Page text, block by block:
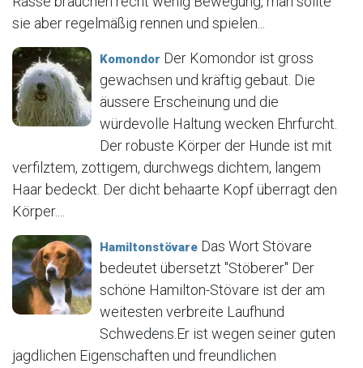
sie aber regelmäßig rennen und spielen...
Komondor Der Komondor ist gross
gewachsen und kräftig gebaut. Die
äussere Erscheinung und die
würdevolle Haltung wecken Ehrfurcht.
Der robuste Körper der Hunde ist mit
verfilztem, zottigem, durchwegs dichtem, langem
Haar bedeckt. Der dicht behaarte Kopf überragt den
Körper....
Hamiltonstövare Das Wort Stövare
bedeutet übersetzt "Stöberer" Der
schöne Hamilton-Stövare ist der am
weitesten verbreite Laufhund
Schwedens.Er ist wegen seiner guten
jagdlichen Eigenschaften und freundlichen